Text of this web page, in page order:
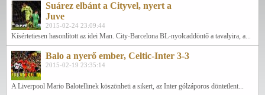
Suárez elbánt a Cityvel, nyert a
Juve
2015-02-24 23:09:44
Kísértetiesen hasonlított az idei Man. City-Barcelona BL-nyolcaddöntő a tavalyira, a...
Balo a nyerő ember, Celtic-Inter 3-3
2015-02-19 23:35:14
A Liverpool Mario Balotellinek köszönheti a sikert, az Inter gólzáporos döntetlent...